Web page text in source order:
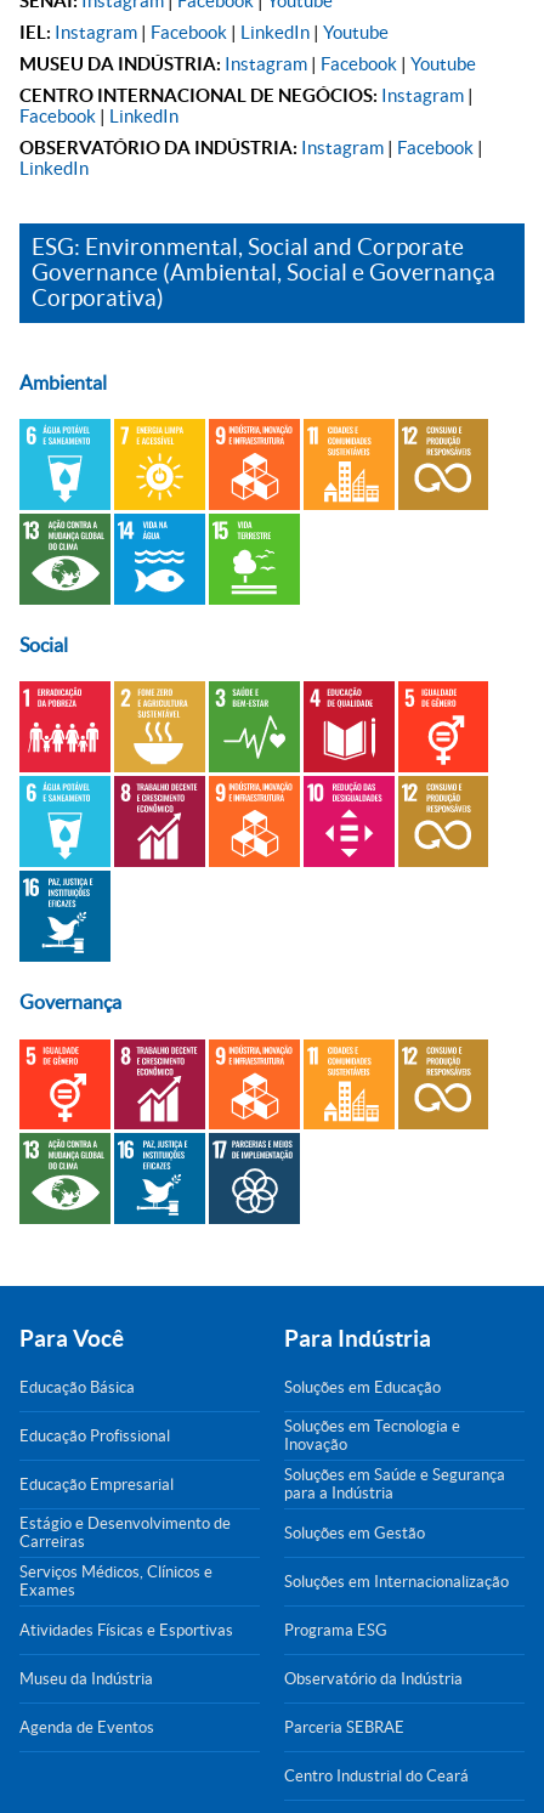
IEL: Instagram | Facebook | LinkedIn | Youtube
MUSEU DA INDÚSTRIA: Instagram | Facebook | Youtube
CENTRO INTERNACIONAL DE NEGÓCIOS: Instagram |
Facebook | LinkedIn
OBSERVATÓRIO DA INDÚSTRIA: Instagram | Facebook |
LinkedIn
ESG: Environmental, Social and Corporate
Governance (Ambiental, Social e Governança
Corporativa)
Ambiental
Social
Governança
Para Você
Educação Básica
Educação Profissional
Educação Empresarial
Estágio e Desenvolvimento de
Carreiras
Serviços Médicos, Clínicos e
Exames
Atividades Físicas e Esportivas
Museu da Indústria
Agenda de Eventos
Para Indústria
Soluções em Educação
Soluções em Tecnologia e
Inovação
Soluções em Saúde e Segurança
para a Indústria
Soluções em Gestão
Soluções em Internacionalização
Programa ESG
Observatório da Indústria
Parceria SEBRAE
Centro Industrial do Ceará